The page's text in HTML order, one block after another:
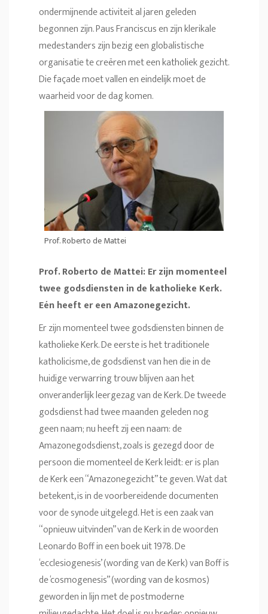
ondermijnende activiteit al jaren geleden
begonnen zijn. Paus Franciscus en zijn klerikale
medestanders zijn bezig een globalistische
organisatie te creëren met een katholiek gezicht.
Die façade moet vallen en eindelijk moet de
waarheid voor de dag komen.
Prof. Roberto de Mattei
Prof. Roberto de Mattei: Er zijn momenteel
twee godsdiensten in de katholieke Kerk.
Eén heeft er een Amazonegezicht.
Er zijn momenteel twee godsdiensten binnen de
katholieke Kerk. De eerste is het traditionele
katholicisme, de godsdienst van hen die in de
huidige verwarring trouw blijven aan het
onveranderlijk leergezag van de Kerk. De tweede
godsdienst had twee maanden geleden nog
geen naam; nu heeft zij een naam: de
Amazonegodsdienst, zoals is gezegd door de
persoon die momenteel de Kerk leidt: er is plan
de Kerk een “Amazonegezicht” te geven. Wat dat
betekent, is in de voorbereidende documenten
voor de synode uitgelegd. Het is een zaak van
“opnieuw uitvinden” van de Kerk in de woorden
Leonardo Boff in een boek uit 1978. De
‘ecclesiogenesis’ (wording van de Kerk) van Boff is
de ‘cosmogenesis” (wording van de kosmos)
geworden in lijn met de postmoderne